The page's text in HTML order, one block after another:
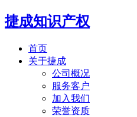
捷成知识产权
首页
关于捷成
公司概况
服务客户
加入我们
荣誉资质